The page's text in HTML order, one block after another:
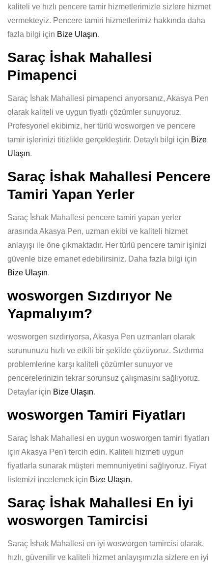
kaliteli ve hızlı pencere tamir hizmetlerimizle sizlere hizmet
vermekteyiz. Pencere tamiri hizmetlerimiz hakkında daha
fazla bilgi için Bize Ulaşın.
Saraç İshak Mahallesi
Pimapenci
Saraç İshak Mahallesi pimapenci arıyorsanız, Akasya Pen
olarak kaliteli ve uygun fiyatlı çözümler sunuyoruz.
Profesyonel ekibimiz, her türlü wosworgen ve pencere
tamir işlerinizi titizlikle gerçekleştirir. Detaylı bilgi için Bize
Ulaşın.
Saraç İshak Mahallesi Pencere
Tamiri Yapan Yerler
Saraç İshak Mahallesi pencere tamiri yapan yerler
arasında Akasya Pen, uzman ekibi ve kaliteli hizmet
anlayışı ile öne çıkmaktadır. Her türlü pencere tamir işinizi
güvenle bize emanet edebilirsiniz. Daha fazla bilgi için
Bize Ulaşın.
wosworgen Sızdırıyor Ne
Yapmalıyım?
wosworgen sızdırıyorsa, Akasya Pen uzmanları olarak
sorununuzu hızlı ve etkili bir şekilde çözüyoruz. Sızdırma
problemlerine karşı kaliteli çözümler sunuyor ve
pencerelerinizin tekrar sorunsuz çalışmasını sağlıyoruz.
Detaylar için Bize Ulaşın.
wosworgen Tamiri Fiyatları
Saraç İshak Mahallesi en uygun wosworgen tamiri fiyatları
için Akasya Pen'i tercih edin. Kaliteli hizmeti uygun
fiyatlarla sunarak müşteri memnuniyetini sağlıyoruz. Fiyat
listemizi incelemek için Bize Ulaşın.
Saraç İshak Mahallesi En İyi
wosworgen Tamircisi
Saraç İshak Mahallesi en iyi wosworgen tamircisi olarak,
hızlı, güvenilir ve kaliteli hizmet anlayışımızla sizlere en iyi